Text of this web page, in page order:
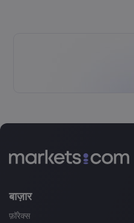
बाज़ार
फ़ॉरेक्स